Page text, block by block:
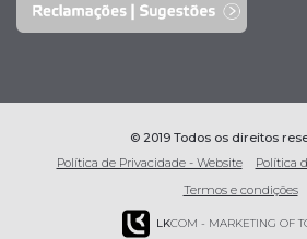
© 2019 Todos os direitos
Política de Privacidade - Website
Política
Termos e condições
LKCOM - MARKETING OF